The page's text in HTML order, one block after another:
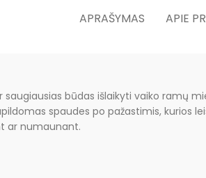
APRAŠYMAS APIE
saugiausias būdas išlaikyti vaiko ramų
spaudes po pažastimis, kurios
ar numaunant.